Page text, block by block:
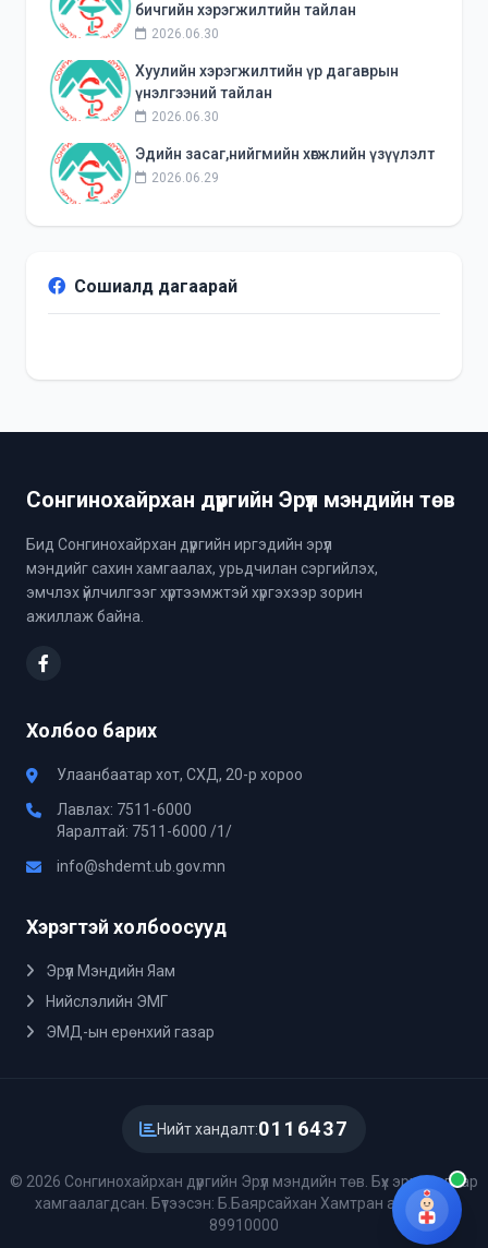
бичгийн хэрэгжилтийн тайлан
2026.06.30
Хуулийн хэрэгжилтийн үр дагаврын
үнэлгээний тайлан
2026.06.30
Эдийн засаг,нийгмийн хөгжлийн үзүүлэлт
2026.06.29
Сошиалд дагаарай
Сонгинохайрхан дүүргийн Эрүүл мэндийн төв
Бид Сонгинохайрхан дүүргийн иргэдийн эрүүл
мэндийг сахин хамгаалах, урьдчилан сэргийлэх,
эмчлэх үйлчилгээг хүртээмжтэй хүргэхээр зорин
ажиллаж байна.
Холбоо барих
Улаанбаатар хот, СХД, 20-р хороо
Лавлах: 7511-6000
Яаралтай: 7511-6000 /1/
info@shdemt.ub.gov.mn
Хэрэгтэй холбоосууд
Эрүүл Мэндийн Яам
Нийслэлийн ЭМГ
ЭМД-ын ерөнхий газар
Нийт хандалт:0116437
© 2026 Сонгинохайрхан дүүргийн Эрүүл мэндийн төв. Бүх эрх хуулиар
хамгаалагдсан. Бүтээсэн: Б.Баярсайхан Хамтран ажиллах:
89910000